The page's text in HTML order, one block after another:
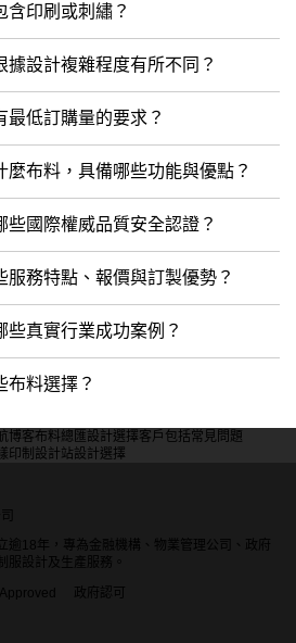
含印刷或刺繡？
據設計複雜程度有所不同？
最低訂購量的要求？
麼布料，具備哪些功能與優點？
些國際權威品質安全認證？
服務特點、報價與訂製優勢？
些真實行業成功案例？
布料選擇？
博客布料總匯設計選擇客戶包括常見問題
印制 設計站設計選擇
逾18年，專為金融機構、物業管理公司、政府
服設計及生產服務。
政府認可